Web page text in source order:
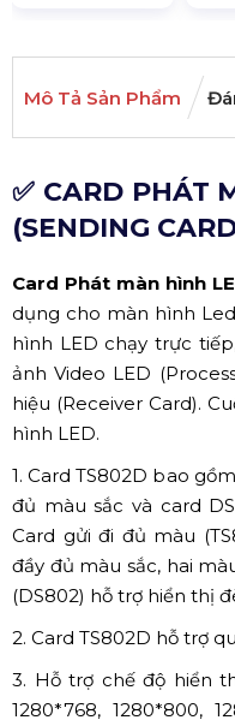
Mô Tả Sản Phẩm
✅ CARD PHÁT
(SENDING
Card Phát màn hình
dụng cho màn hình
hình LED chạy trực
ảnh Video LED
hiệu (Receiver Card).
hình LED.
1. Card TS802D bao
đủ màu sắc và card
Card gửi đi đủ màu
đầy đủ màu sắc, hai
(DS802) hỗ trợ hiển thị
2. Card TS802D hỗ trợ
3. Hỗ trợ chế độ hiển
1280*768, 1280*800,